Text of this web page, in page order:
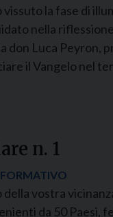
la fase di
nella
don Luca Peyron,
il Vangelo nel
n. 1
vostra
da 50 Paesi,